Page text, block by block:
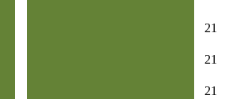
21
21
21